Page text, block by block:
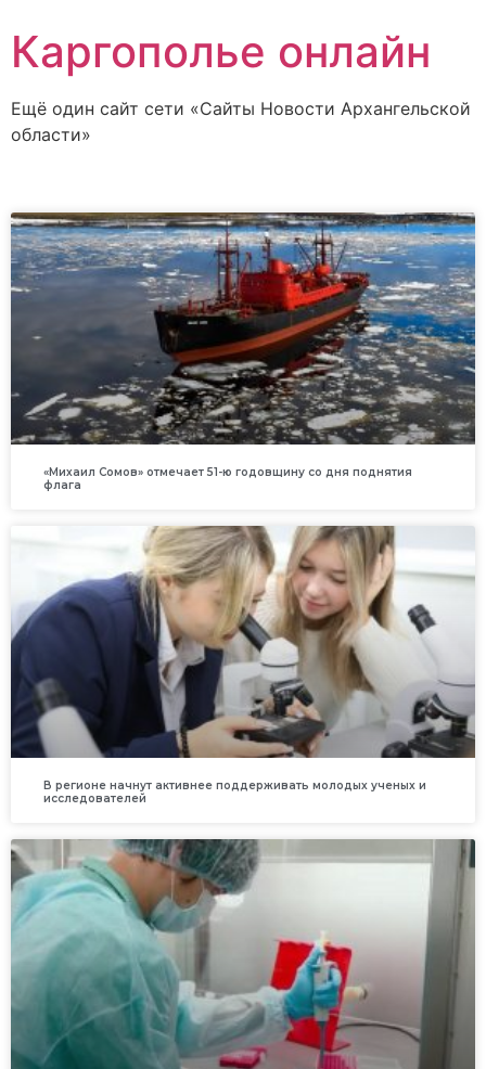
Каргополье онлайн
Ещё один сайт сети «Сайты Новости Архангельской
области»
«Михаил Сомов» отмечает 51-ю годовщину со дня поднятия
флага
В регионе начнут активнее поддерживать молодых ученых и
исследователей